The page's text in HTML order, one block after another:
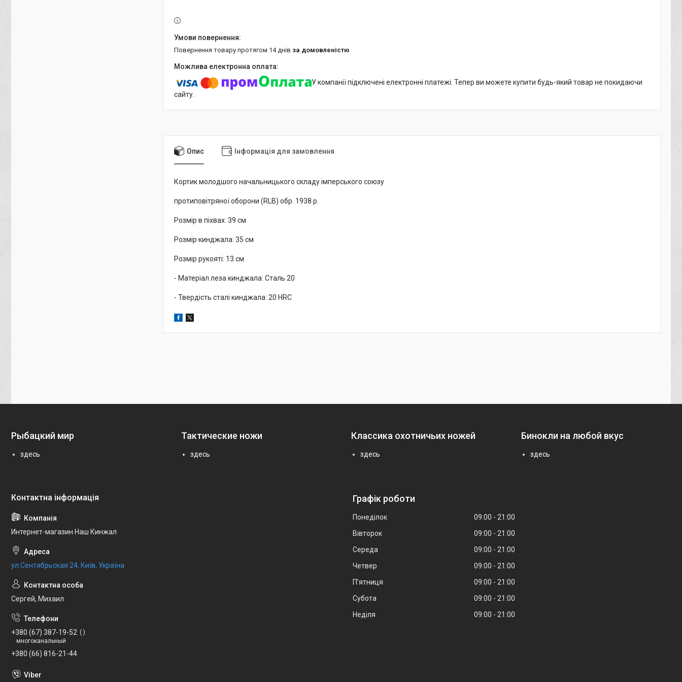
повернення товару протягом 14 днів за домовленістю
У компанії підключені електронні платежі. Тепер ви можете купити будь-який товар не покидаючи
сайту.
Опис Інформація для замовлення
Кортик молодшого начальницького складу імперського союзу
протиповітряної оборони (RLB) обр. 1938 р.
Розмір в піхвах: 39 см
Розмір кинджала: 35 см
Розмір рукояті: 13 см
- Матеріал леза кинджала: Сталь 20
- Твердість сталі кинджала: 20 HRC
Рыбацкий мир
здесь
Тактические ножи
здесь
Классика охотничьих ножей
здесь
Бинокли на любой вкус
здесь
Интернет-магазин Наш Кинжал
ул.Сентябрьская 24, Київ, Україна
Сергей, Михаил
+380 (67) 387-19-52
многоканальный
+380 (66) 816-21-44
Графік роботи
Понеділок 09:00
21:00
Вівторок
09:00
21:00
Середа
09:00
21:00
Четвер
09:00
21:00
Пʼятниця
09:00
21:00
Субота
09:00
21:00
Неділя
09:00 21:00